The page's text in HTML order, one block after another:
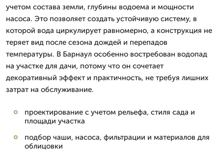
учетом состава земли, глубины водоема и мощности
насоса. Это позволяет создать устойчивую систему, в
которой вода циркулирует равномерно, а конструкция не
теряет вид после сезона дождей и перепадов
температуры. В Барнаул особенно востребован водопад
на участке для дачи, потому что он сочетает
декоративный эффект и практичность, не требуя лишних
затрат на обслуживание.
проектирование с учетом рельефа, стиля сада и
площади участка
подбор чаши, насоса, фильтрации и материалов для
облицовки